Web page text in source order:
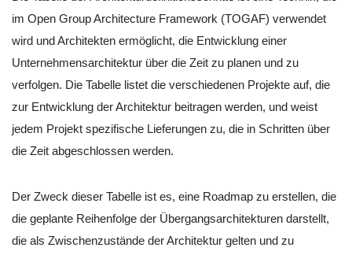
im Open Group Architecture Framework (TOGAF) verwendet
wird und Architekten ermöglicht, die Entwicklung einer
Unternehmensarchitektur über die Zeit zu planen und zu
verfolgen. Die Tabelle listet die verschiedenen Projekte auf, die
zur Entwicklung der Architektur beitragen werden, und weist
jedem Projekt spezifische Lieferungen zu, die in Schritten über
die Zeit abgeschlossen werden.
Der Zweck dieser Tabelle ist es, eine Roadmap zu erstellen, die
die geplante Reihenfolge der Übergangsarchitekturen darstellt,
die als Zwischenzustände der Architektur gelten und zu